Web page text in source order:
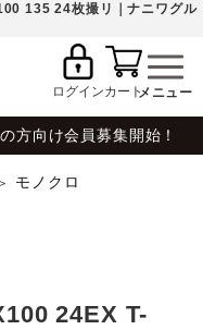
135 24枚撮リ｜ナニワグル
ログインカート
方向け会員募集開始！
モノクロ
24EX T-